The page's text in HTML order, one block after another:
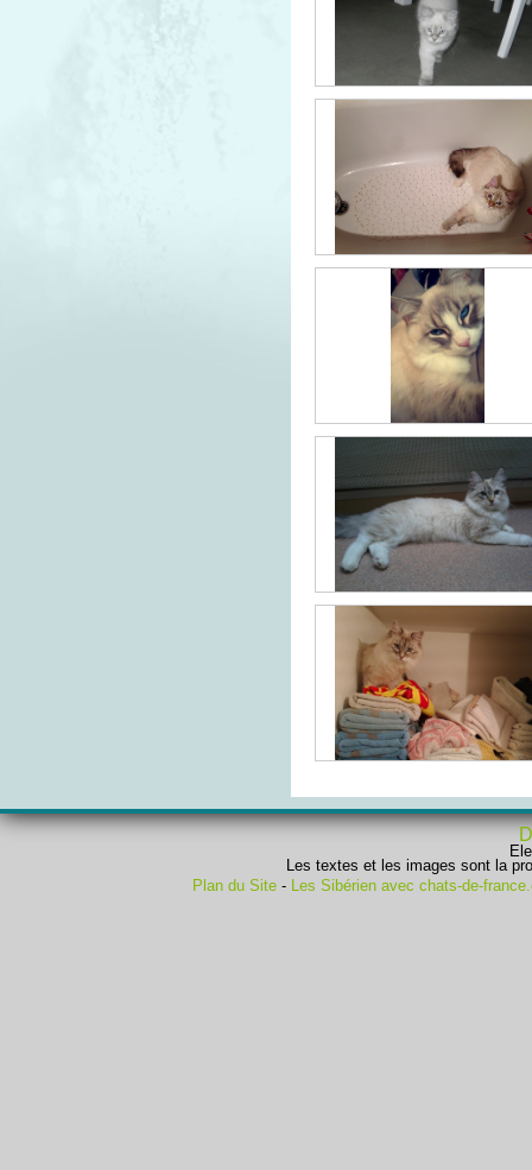
Les textes et les images sont la
Plan du Site- Les Sibérien avec chats-de-